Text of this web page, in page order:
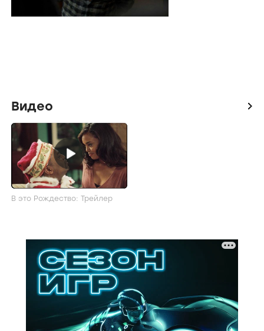
Видео icon
В это Рождество: Трейлер